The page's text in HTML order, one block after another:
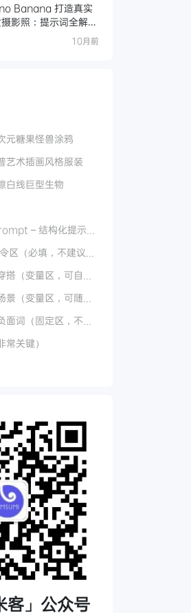
completely photorealistic.
around the person (and
cupcakes, donuts,
lines, sparkles,
keep the skin of the
monsters touch)
and wrapped by a
Banana 打造真实
影照：提示词全解析
果
10月前
元糖果怪兽涂鸦
艺术插画风格服装
白线巨型生物
关键）
客」公众号